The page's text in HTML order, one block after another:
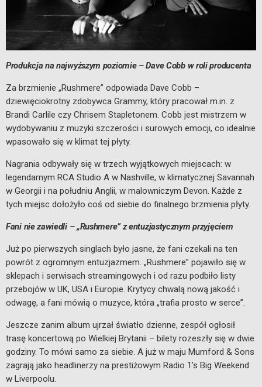
Produkcja na najwyższym poziomie – Dave Cobb w roli producenta
Za brzmienie „Rushmere” odpowiada Dave Cobb –
dziewięciokrotny zdobywca Grammy, który pracował m.in. z
Brandi Carlile czy Chrisem Stapletonem. Cobb jest mistrzem w
wydobywaniu z muzyki szczerości i surowych emocji, co idealnie
wpasowało się w klimat tej płyty.
Nagrania odbywały się w trzech wyjątkowych miejscach: w
legendarnym RCA Studio A w Nashville, w klimatycznej Savannah
w Georgii i na południu Anglii, w malowniczym Devon. Każde z
tych miejsc dołożyło coś od siebie do finalnego brzmienia płyty.
Fani nie zawiedli – „Rushmere” z entuzjastycznym przyjęciem
Już po pierwszych singlach było jasne, że fani czekali na ten
powrót z ogromnym entuzjazmem. „Rushmere” pojawiło się w
sklepach i serwisach streamingowych i od razu podbiło listy
przebojów w UK, USA i Europie. Krytycy chwalą nową jakość i
odwagę, a fani mówią o muzyce, która „trafia prosto w serce”.
Jeszcze zanim album ujrzał światło dzienne, zespół ogłosił
trasę koncertową po Wielkiej Brytanii – bilety rozeszły się w dwie
godziny. To mówi samo za siebie. A już w maju Mumford & Sons
zagrają jako headlinerzy na prestiżowym Radio 1’s Big Weekend
w Liverpoolu.